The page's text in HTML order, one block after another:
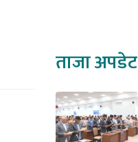
ताजा अपडेट